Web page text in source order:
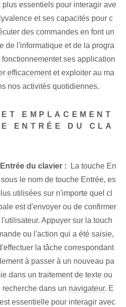
plus essentiels pour interagir ave
et ses capacités pour c
des commandes en font un
de l'informatique et de la progra
ses application
efficacementet exploiter au ma
nos activités quotidiennes.
EMPLACEMENT
ENTRÉE DU CLA
du clavier : ‌ La touche⁢ ‌En
le nom de touche Entrée, es
utilisées sur n'importe quel cl
est d'envoyer ou de confirmer
Appuyer sur la touch
ou l'action qui a été saisie,
la tâche correspondant
à ⁣passer à un nouveau pa
dans un traitement de texte ou
dans un navigateur.⁤ E
essentielle ⁤pour interagir ⁤avec